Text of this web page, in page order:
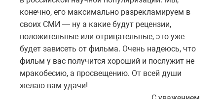
конечно, его максимально разрекламируем в
своих СМИ — ну а какие будут рецензии,
положительные или отрицательные, это уже
будет зависеть от фильма. Очень надеюсь, что
фильм у вас получится хороший и послужит не
мракобесию, а просвещению. От всей души
желаю вам удачи!